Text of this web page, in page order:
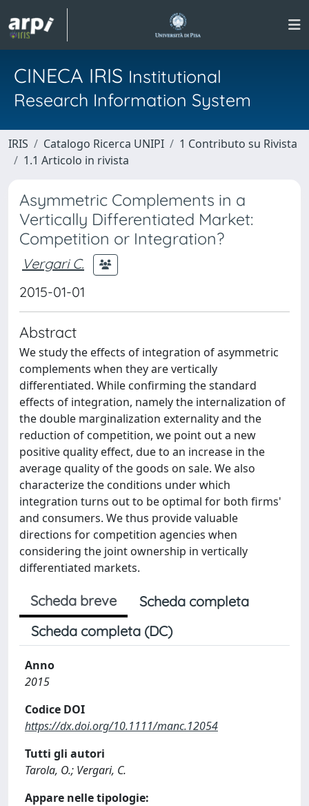
CINECA IRIS Institutional
Research Information System
IRIS Catalogo Ricerca UNIPI
1 Contributo su Rivista
1.1 Articolo in rivista
Asymmetric Complements in a
Vertically Differentiated Market:
Competition or Integration?
Vergari C.
2015-01-01
Abstract
We study the effects of integration of asymmetric
complements when they are vertically
differentiated. While confirming the standard
effects of integration, namely the internalization of
the double marginalization externality and the
reduction of competition, we point out a new
positive quality effect, due to an increase in the
average quality of the goods on sale. We also
characterize the conditions under which
integration turns out to be optimal for both firms'
and consumers. We thus provide valuable
directions for competition agencies when
considering the joint ownership in vertically
differentiated markets.
Scheda breve
Scheda completa
Scheda completa (DC)
Anno
2015
Codice DOI
https://dx.doi.org/10.1111/manc.12054
Tutti gli autori
Tarola, O.; Vergari, C.
Appare nelle tipologie: